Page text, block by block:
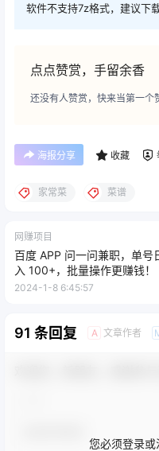
软件不支持7z格式，建议下
点点赞赏，手留余香
还没有人赞赏，快来当第一个
海报分享 收藏
家常菜 菜谱
网赚项目
百度 APP 问一问兼职，单号
入 100+，批量操作更赚钱！
2024-1-8 6:45:57
91 条回复 A 文章作者
您必须登录